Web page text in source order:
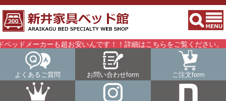
カーも超お安いんです！！詳細はこちらをご覧ください。
よくあるご質問 お問い合わせform ご注文form